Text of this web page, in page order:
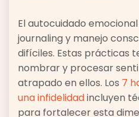
El autocuidado
journaling y manejo
difíciles. Estas prácticas
nombrar y procesar
atrapado en ellos. Los 7
una infidelidadincluyen
para fortalecer esta